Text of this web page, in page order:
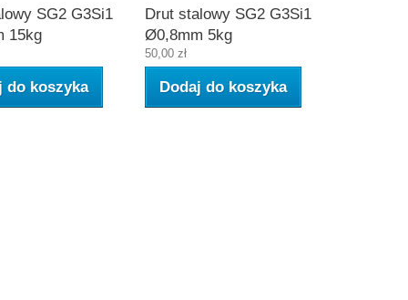
SG2 G3Si1
15kg
do koszyka
Drut stalowy SG2 G3Si1
Ø0,8mm 5kg
50,00 zł
Dodaj do koszyka